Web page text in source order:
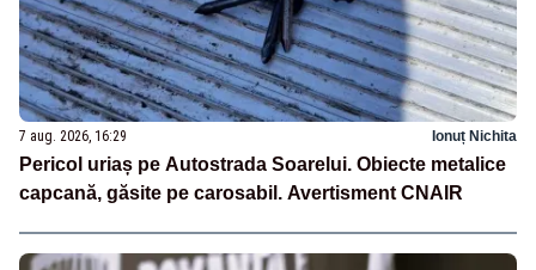
7 aug. 2026, 16:29 Ionuț Nichita
Pericol uriaș pe Autostrada Soarelui. Obiecte metalice
capcană, găsite pe carosabil. Avertisment CNAIR